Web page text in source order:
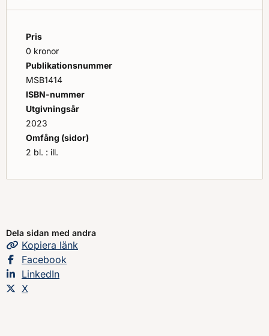
Pris
0 kronor
Publikationsnummer
MSB1414
ISBN-nummer
Utgivningsår
2023
Omfång (sidor)
2 bl. : ill.
Dela sidan med andra
Kopiera sidans
länk
Dela sidan på
Facebook
Dela sidan på
LinkedIn
Dela sidan på
X